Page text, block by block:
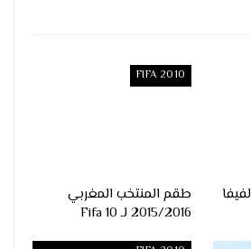
وجه النني 2015/2016 لفيفا
FIFA 2010
طقم المنتخب المغربي
2015/2016 لـ Fifa 10